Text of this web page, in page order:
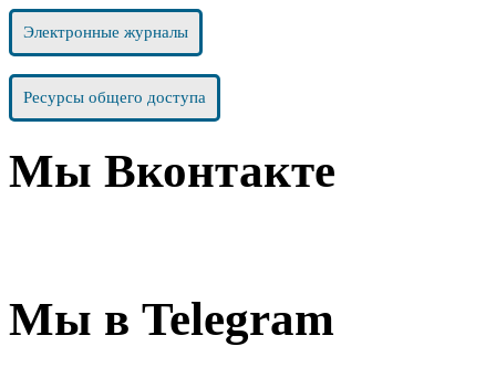
Электронные журналы
Ресурсы общего доступа
Мы Вконтакте
Мы в Telegram